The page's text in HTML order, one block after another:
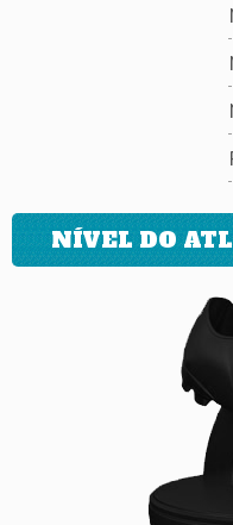
NÍVEL DO